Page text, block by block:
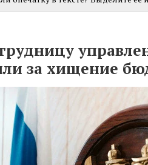
за хищение